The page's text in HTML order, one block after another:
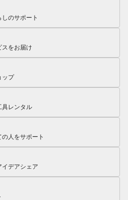
のサポート
をお届け
ップ
具レンタル
人をサポート
デアシェア